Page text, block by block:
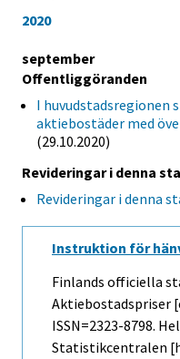
2020
september
Offentliggöranden
I huvudstadsregionen
aktiebostäder med
(29.10.2020)
Revideringar i denna
Revideringar i denna
Instruktion för
Finlands officiella
Aktiebostadspriser
ISSN=2323-8798.
Statistikcentralen